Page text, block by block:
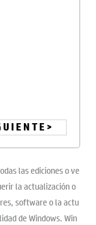
las ediciones o ve
la actualización o
software o la actu
de Windows. Win